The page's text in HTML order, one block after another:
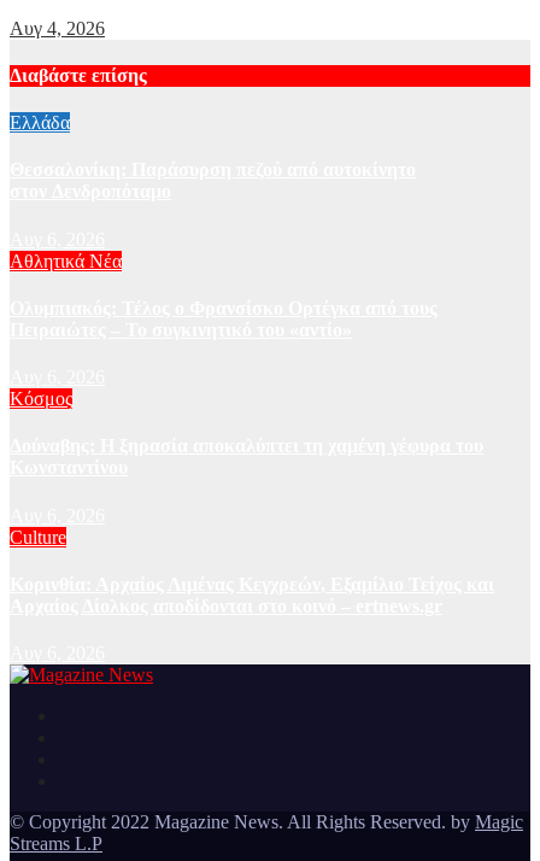
Αυγ 4, 2026
Διαβάστε επίσης
Ελλάδα
Αθλητικά Νέα
Κόσμος
Culture
© Copyright 2022 Magazine News. All Rights Reserved. by Magic
Streams L.P